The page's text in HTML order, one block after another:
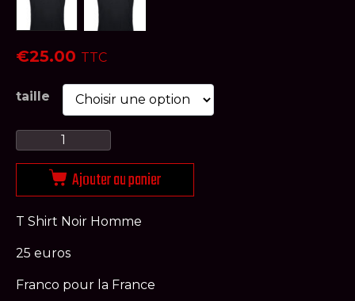
€25.00 TTC
taille
Ajouter au panier
T Shirt Noir Homme
25 euros
Franco pour la France